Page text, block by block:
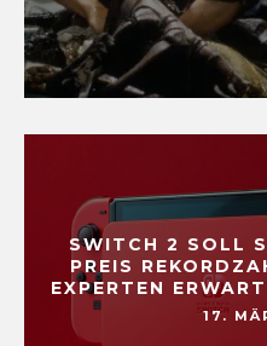
SWITCH 2 SOLL
PREIS
EXPERTEN
17.